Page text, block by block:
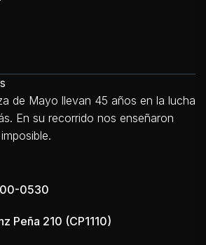
de Mayo llevan 45 años en la lucha
En su recorrido nos enseñaron
0530
Peña 210 (CP1110)